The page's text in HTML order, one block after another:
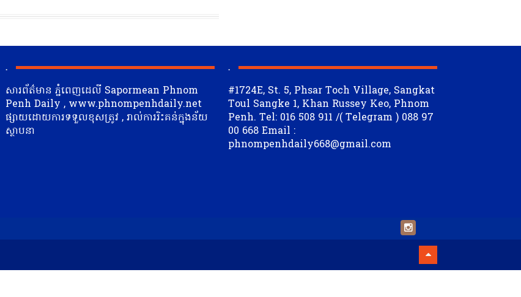
.
សារព័ត៌មាន ភ្នំពេញដេលី Sapormean Phnom
Penh Daily , www.phnompenhdaily.net
ផ្សាយដោយការទទួលខុសត្រូវ , រាល់ការរិះគន់ក្នុងន័យ
ស្ថាបនា
.
#1724E, St. 5, Phsar Toch Village, Sangkat
Toul Sangke 1, Khan Russey Keo, Phnom
Penh. Tel: 016 508 911 /( Telegram ) 088 97
00 668 Email :
phnompenhdaily668@gmail.com